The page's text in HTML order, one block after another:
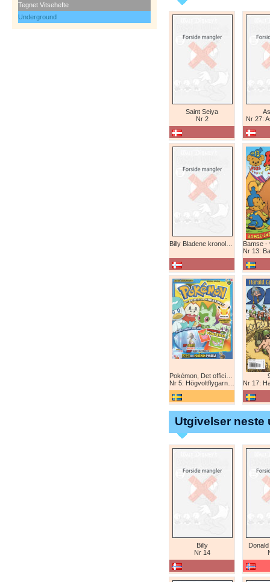
Tegnet Vitsehefte
Underground
Saint Seiya
Nr 2
Nr 27:
Nr 13: Bamse-
Nr 5: Högvoltflygarna mot Svart Rayquaza!
Nr 17: Harald
Utgivelser neste
Billy
Nr 14